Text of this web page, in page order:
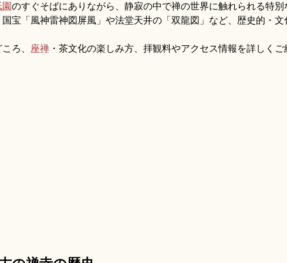
園のすぐそばにありながら、静寂の中で禅の世界に触れられる特別
宝「風神雷神図屏風」や法堂天井の「双龍図」など、歴史的・
ろ、 座禅 ・茶文化の楽しみ方、拝観料やアクセス情報を詳しくご